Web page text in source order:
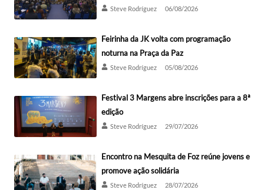
Steve Rodríguez 06/08/2026
Feirinha da JK volta com programação
noturna na Praça da Paz
Steve Rodríguez 05/08/2026
Festival 3 Margens abre inscrições para a 8ª
edição
Steve Rodríguez 29/07/2026
Encontro na Mesquita de Foz reúne jovens e
promove ação solidária
Steve Rodríguez 28/07/2026